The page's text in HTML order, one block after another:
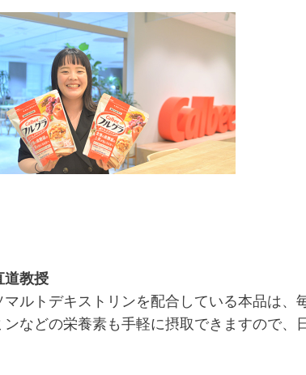
教授
ルトデキストリンを配合している本品は、
などの栄養素も手軽に摂取できますので、